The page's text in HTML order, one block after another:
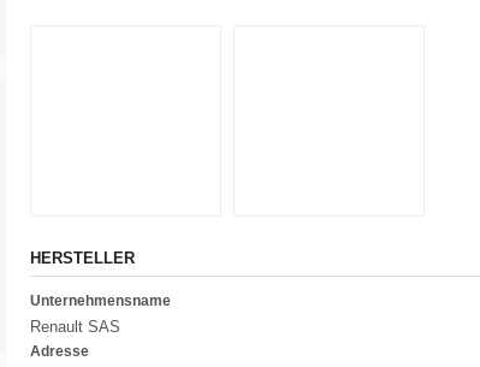
HERSTELLER
Unternehmensname
Renault SAS
Adresse